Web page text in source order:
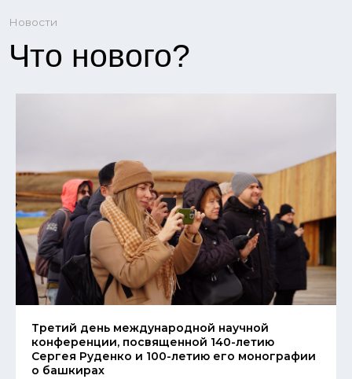
Третий день международной научной
конференции, посвященной 140-летию
Сергея Руденко и 100-летию его монографии
о башкирах